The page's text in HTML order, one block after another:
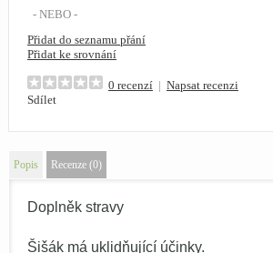
- NEBO -
Přidat do seznamu přání
Přidat ke srovnání
0 recenzí| Napsat recenzi
Sdílet
Popis Recenze (0)
Doplněk stravy
Šišák má uklidňující účinky.